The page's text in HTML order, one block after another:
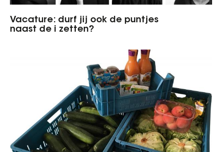
Vacature: durf jij ook de puntjes
naast de i zetten?